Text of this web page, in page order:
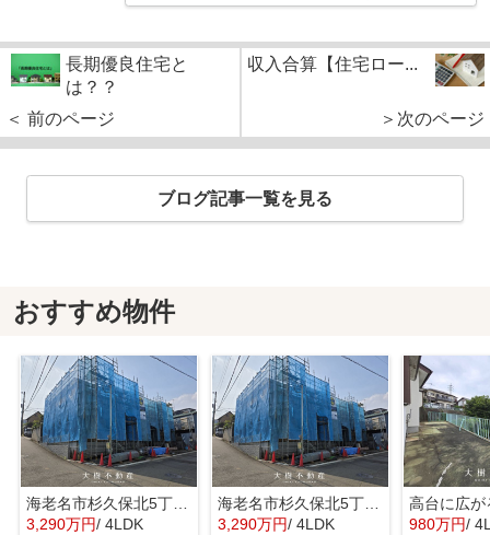
長期優良住宅と
は？？
＜ 前のページ
収入合算【住宅ロー...
＞次のページ
ブログ記事一覧を見る
おすすめ物件
海老名市杉久保北5丁目 新築戸建て 全3棟
3,290万円/ 4LDK
海老名市杉久保北5丁目 新築戸建て 全3棟
3,290万円/ 4LDK 980万円/